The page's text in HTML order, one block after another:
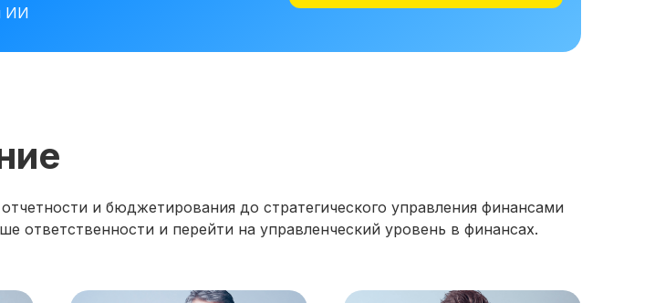
ИИ
и бюджетирования до стратегического управления финансами
ответственности и перейти на управленческий уровень в финансах.